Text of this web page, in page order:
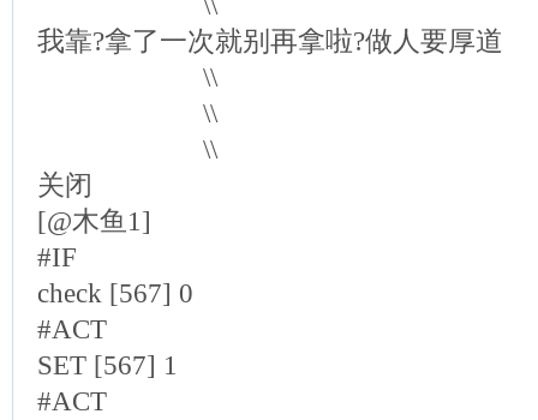
我靠?拿了一次就别再拿啦?做人要厚道
\\
\\
\\
关闭
[@木鱼1]
#IF
check [567] 0
#ACT
SET [567] 1
#ACT